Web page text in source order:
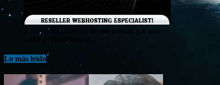
¡Consigue tu hosting de alta calidad y a bajo
costo en Banahosting!
Lo más leído